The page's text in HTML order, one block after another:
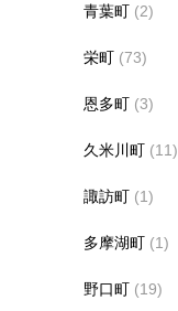
青葉町 (2)
栄町 (73)
恩多町 (3)
久米川町 (11)
諏訪町 (1)
多摩湖町 (1)
野口町 (19)